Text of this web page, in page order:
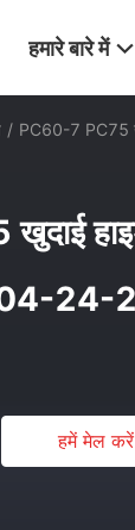
हमारे बारे में
/ PC60-7 PC75
24-
हमें मेल करें